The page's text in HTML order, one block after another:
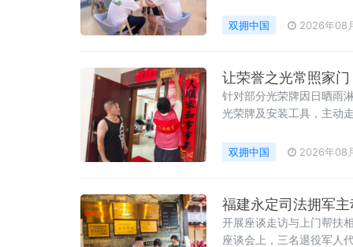
双拥中国 2026年08
让荣誉之光常照家
针对部分光荣牌因日晒雨
光荣牌及安装工具，主动
双拥中国 2026年08
福建永定司法拥军
开展座谈走访与上门帮扶
座谈会上，三名退役军人